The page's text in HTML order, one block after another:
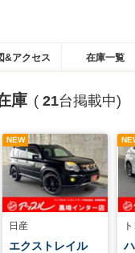
&アクセス 在庫一覧
庫 ( 21台掲載中)
NEW
日産
エクストレイル